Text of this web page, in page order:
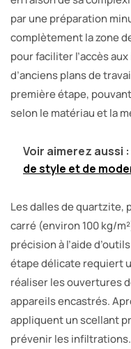
par une préparation
complètement la zone
pour faciliter l’accès
d’anciens plans de
première étape,
selon le matériau et la
Voir aimerez aussi :
de style et de
Les dalles de quartzite,
carré (environ 100 kg/
précision à l’aide
étape délicate requiert
réaliser les ouvertures
appareils encastrés.
appliquent un scellant
prévenir les